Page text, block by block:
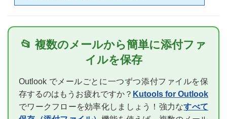
📂 複数のメールから簡単に添付ファ
イルを保存
Outlook でメールごとに一つずつ添付ファイルを保
存するのはもうお疲れですか？ Kutools for Outlook
でワークフローを効率化しましょう！強力なすべて